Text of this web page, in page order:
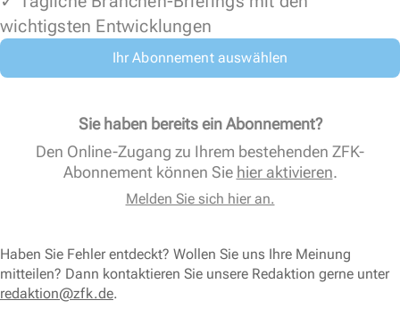
wichtigsten Entwicklungen
Ihr Abonnement auswählen
Sie haben bereits ein Abonnement?
Den Online-Zugang zu Ihrem bestehenden ZFK-
Abonnement können Sie hier aktivieren.
Melden Sie sich hier an.
Haben Sie Fehler entdeckt? Wollen Sie uns Ihre Meinung
mitteilen? Dann kontaktieren Sie unsere Redaktion gerne unter
redaktion@zfk.de.